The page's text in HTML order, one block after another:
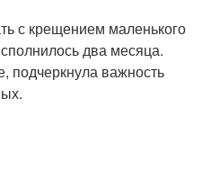
с крещением маленького
два месяца.
подчеркнула важность